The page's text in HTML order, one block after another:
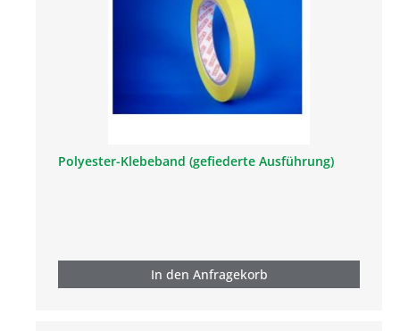
Polyester-Klebeband (gefiederte Ausführung)
In den Anfragekorb